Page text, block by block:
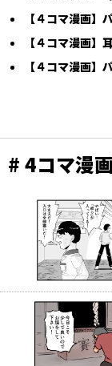
【４コマ漫画】
【４コマ漫画
【４コマ漫画】
# 4コマ漫画